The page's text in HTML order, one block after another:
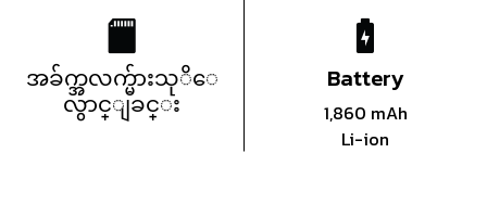
အခ်က္အလက္မ်ားသုိေ
လွာင္ျခင္း
Battery
1,860 mAh
Li-ion